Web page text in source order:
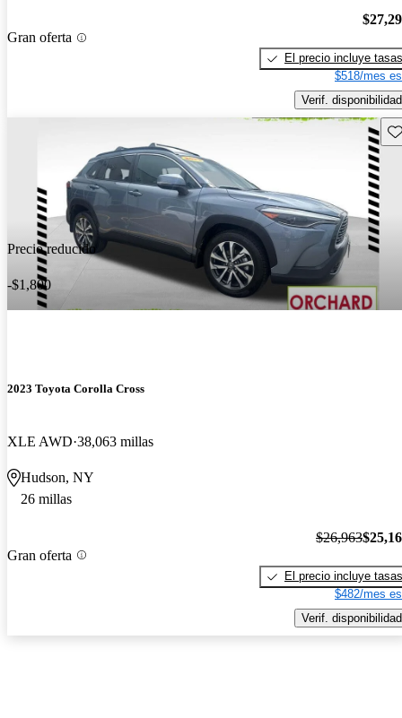
Gran oferta
El precio incluye tasas
$518/mes
Verif. disponibilidad
Precio reducido
-$1,800
2023 Toyota Corolla Cross
XLE AWD 38,063 millas
Hudson, NY
26 millas
Gran oferta
$26,963
El precio incluye tasas
$482/mes
Verif. disponibilidad